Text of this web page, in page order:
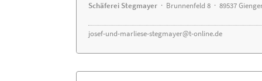
Schäferei Stegmayer · Brunnenfeld 8 · 89537
josef-und-marliese-stegmayer@t-online.de